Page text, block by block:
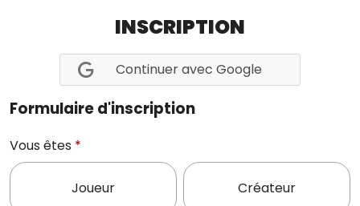
INSCRIPTION
Continuer avec Google
Formulaire d'inscription
Vous êtes *
Joueur Créateur